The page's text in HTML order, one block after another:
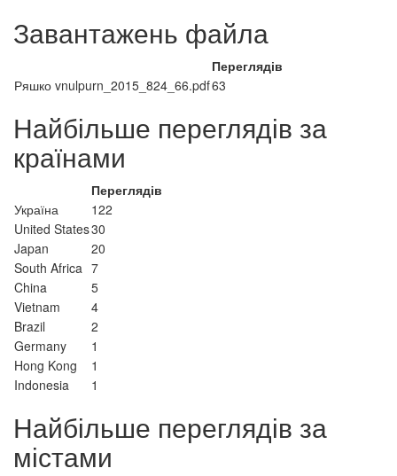
Завантажень файла
Переглядів
Ряшко vnulpurn_2015_824_66.pdf63
Найбільше переглядів за
країнами
Переглядів
Україна
122
United States30
Japan
20
South Africa 7
China
5
Vietnam
4
Brazil
2
Germany
1
Hong Kong
1
Indonesia
1
Найбільше переглядів за
містами